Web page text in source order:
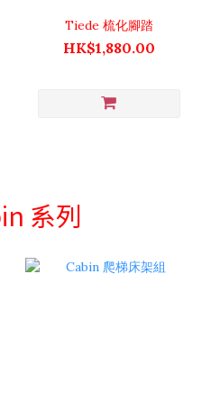
Tiede 梳化腳踏
HK$1,880.00
系列